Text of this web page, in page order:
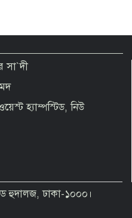
সা`দী
হ্যাম্পস্টিড, নিউ
হুদালজ, ঢাকা-১০০০।